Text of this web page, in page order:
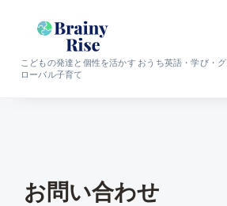
こどもの発達と個性を活かす おうち英語・学び・グ
ローバル子育て
お問い合わせ